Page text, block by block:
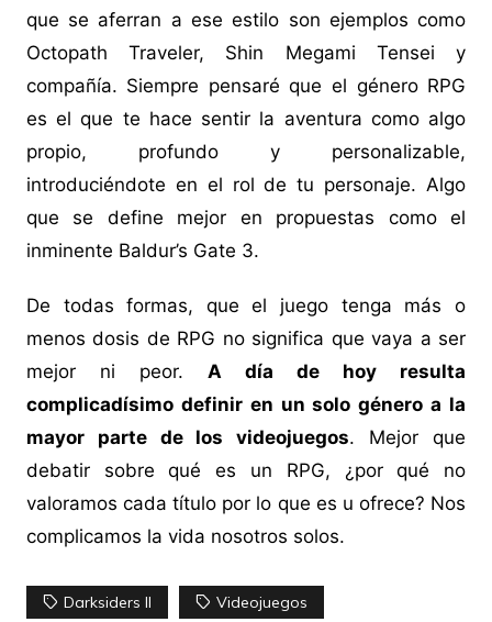
que se aferran a ese estilo son ejemplos como
Octopath Traveler, Shin Megami Tensei y
compañía. Siempre pensaré que el género RPG
es el que te hace sentir la aventura como algo
propio, profundo y personalizable,
introduciéndote en el rol de tu personaje. Algo
que se define mejor en propuestas como el
inminente Baldur’s Gate 3.
De todas formas, que el juego tenga más o
menos dosis de RPG no significa que vaya a ser
mejor ni peor. A día de hoy resulta
complicadísimo definir en un solo género a la
mayor parte de los videojuegos. Mejor que
debatir sobre qué es un RPG, ¿por qué no
valoramos cada título por lo que es u ofrece? Nos
complicamos la vida nosotros solos.
Darksiders II Videojuegos